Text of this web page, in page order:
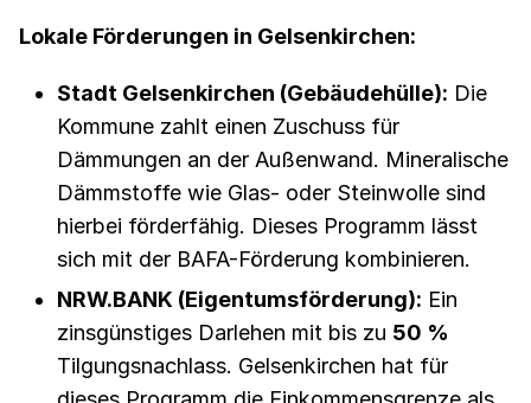
Lokale Förderungen in Gelsenkirchen:
Stadt Gelsenkirchen (Gebäudehülle): Die
Kommune zahlt einen Zuschuss für
Dämmungen an der Außenwand. Mineralische
Dämmstoffe wie Glas- oder Steinwolle sind
hierbei förderfähig. Dieses Programm lässt
sich mit der BAFA-Förderung kombinieren.
NRW.BANK (Eigentumsförderung): Ein
zinsgünstiges Darlehen mit bis zu 50 %
Tilgungsnachlass. Gelsenkirchen hat für